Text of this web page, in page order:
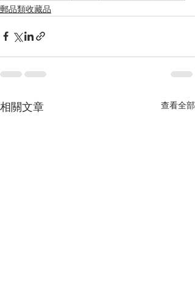
郵品類收藏品
相關文章 查看全部